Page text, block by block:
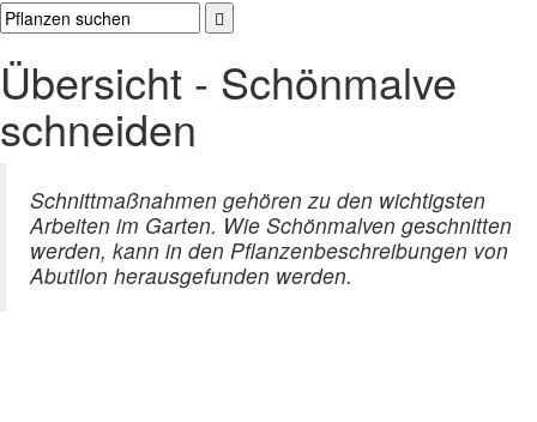
Übersicht - Schönmalve
schneiden
Schnittmaßnahmen gehören zu den wichtigsten
Arbeiten im Garten. Wie Schönmalven geschnitten
werden, kann in den Pflanzenbeschreibungen von
Abutilon herausgefunden werden.